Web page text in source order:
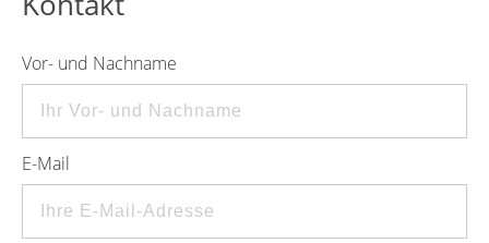
Vor- und Nachname
E-Mail